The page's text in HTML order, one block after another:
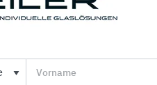
Vorname